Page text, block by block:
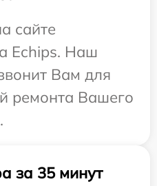
сайте
Echips. Наш
Вам для
ремонта Вашего
за 35 минут